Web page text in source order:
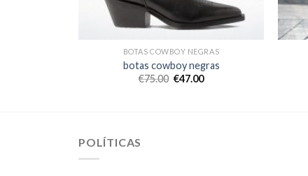
BOTAS COWBOY NEGRAS
botas cowboy negras
€75.00 €47.00
POLÍTICAS